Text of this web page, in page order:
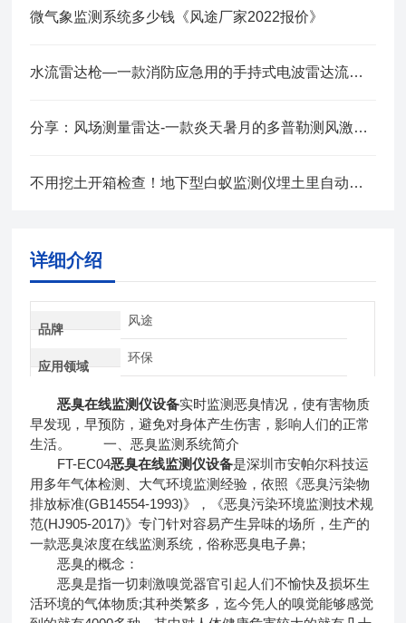
微气象监测系统多少钱《风途厂家2022报价》
水流雷达枪—一款消防应急用的手持式电波雷达流速仪2024全+境+派+送
分享：风场测量雷达-一款炎天暑月的多普勒测风激光雷达@2023已更新
不用挖土开箱检查！地下型白蚁监测仪埋土里自动上传白蚁活动数据
详细介绍
品牌
风途
应用领域
环保
恶臭在线监测仪设备实时监测恶臭情况，使有害物质
早发现，早预防，避免对身体产生伤害，影响人们的正常
生活。 一、恶臭监测系统简介
FT-EC04恶臭在线监测仪设备是深圳市安帕尔科技运
用多年气体检测、大气环境监测经验，依照《恶臭污染物
排放标准(GB14554-1993)》，《恶臭污染环境监测技术规
范(HJ905-2017)》专门针对容易产生异味的场所，生产的
一款恶臭浓度在线监测系统，俗称恶臭电子鼻;
恶臭的概念：
恶臭是指一切刺激嗅觉器官引起人们不愉快及损坏生
活环境的气体物质;其种类繁多，迄今凭人的嗅觉能够感觉